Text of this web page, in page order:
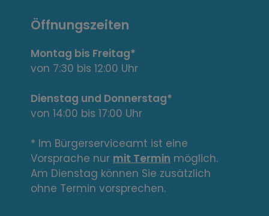
n
t
e
L
i
n
k
s
Öffnungszeiten
Montag bis Freitag*
von 7:30 bis 12:00 Uhr
Dienstag und Donnerstag*
von 14:00 bis 17:00 Uhr
* Im Bürgerserviceamt ist eine
Vorsprache nur mit Termin möglich.
Am Dienstag können Sie zusätzlich
ohne Termin vorsprechen.